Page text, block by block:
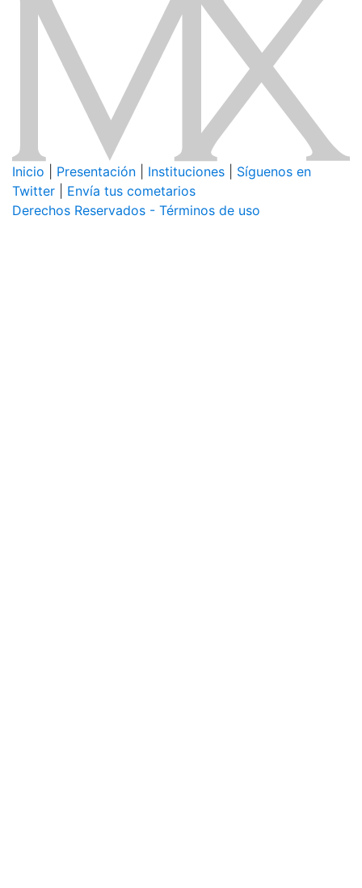
Inicio Presentación Instituciones
Síguenos en
Twitter
Envía tus cometarios
Derechos Reservados - Términos de uso